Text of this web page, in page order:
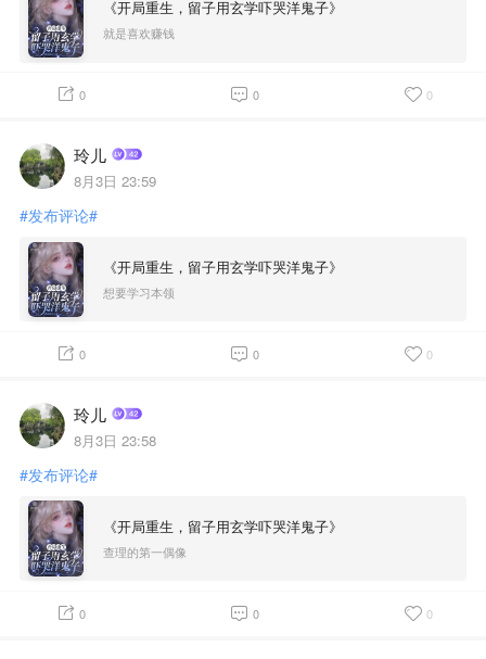
《开局重生，留子用玄学吓哭洋鬼子》
就是喜欢赚钱
0 0 0
玲儿
8月3日 23:59
#发布评论#
《开局重生，留子用玄学吓哭洋鬼子》
想要学习本领
0 0 0
玲儿
8月3日 23:58
#发布评论#
《开局重生，留子用玄学吓哭洋鬼子》
查理的第一偶像
0 0 0